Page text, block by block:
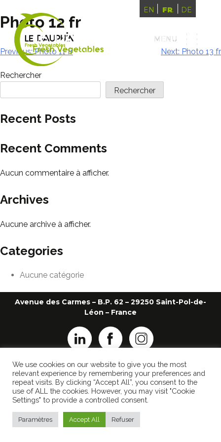
ENGLISHFRANÇAISDEUTSCH
MENU
MENU
Photo 12 fr
Navigation
de
Previous: Photo 11 fr Next: Photo 13 fr
Rechercher
Rechercher
Recent Posts
Recent Comments
Aucun commentaire à afficher.
Archives
Aucune archive à afficher.
Categories
Aucune catégorie
Avenue des Carmes – B.P. 62 – 29250 Saint-Pol-de-
Léon – France
+33 2 98 69 26 22
ledauphin@ledauphin.fr
MENTIONS LÉGALES
POLITIQUE DE CONFIDENTIALITÉ
Réalisé parPopcorn Communication
We use cookies on our website to give you the most
relevant experience by remembering your preferences and
repeat visits. By clicking “Accept All”, you consent to the
use of ALL the cookies. However, you may visit "Cookie
Settings" to provide a controlled consent.
Paramètres Accept All Refuser